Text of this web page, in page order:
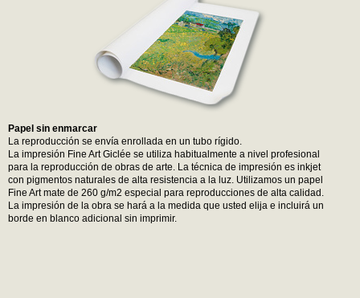
Papel sin enmarcar
La reproducción se envía enrollada en un tubo rígido.
La impresión Fine Art Giclée se utiliza habitualmente a nivel profesional
para la reproducción de obras de arte. La técnica de impresión es inkjet
con pigmentos naturales de alta resistencia a la luz. Utilizamos un papel
Fine Art mate de 260 g/m2 especial para reproducciones de alta calidad.
La impresión de la obra se hará a la medida que usted elija e incluirá un
borde en blanco adicional sin imprimir.